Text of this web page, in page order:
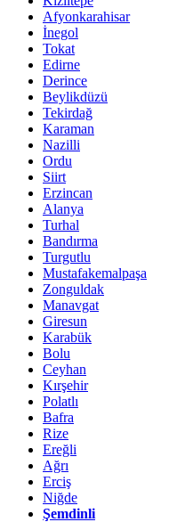
Afyonkarahisar
İnegol
Tokat
Edirne
Derince
Beylikdüzü
Tekirdağ
Karaman
Nazilli
Ordu
Siirt
Erzincan
Alanya
Turhal
Bandırma
Turgutlu
Mustafakemalpaşa
Zonguldak
Manavgat
Giresun
Karabük
Bolu
Ceyhan
Kırşehir
Polatlı
Bafra
Rize
Ereğli
Ağrı
Erciş
Niğde
Şemdinli